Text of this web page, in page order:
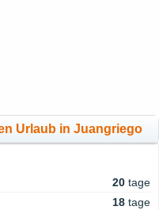
Urlaub in Juangriego
20 tage
18 tage